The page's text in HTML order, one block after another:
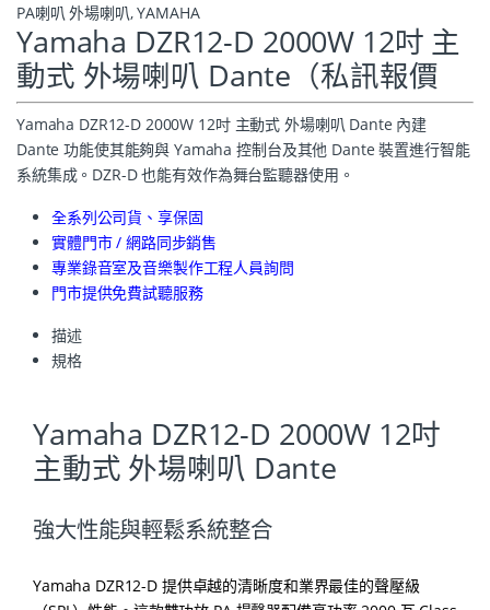
PA喇叭 外場喇叭,YAMAHA
Yamaha DZR12-D 2000W 12吋 主
動式 外場喇叭 Dante（私訊報價
Yamaha DZR12-D 2000W 12吋 主動式 外場喇叭 Dante 內建
Dante 功能使其能夠與 Yamaha 控制台及其他 Dante 裝置進行智能
系統集成。DZR-D 也能有效作為舞台監聽器使用。
全系列公司貨、享保固
實體門市 / 網路同步銷售
專業錄音室及音樂製作工程人員詢問
門市提供免費試聽服務
描述
規格
Yamaha DZR12-D 2000W 12吋
主動式 外場喇叭 Dante
強大性能與輕鬆系統整合
Yamaha DZR12-D 提供卓越的清晰度和業界最佳的聲壓級